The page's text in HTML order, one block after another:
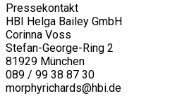
Pressekontakt
HBI Helga Bailey GmbH
Corinna Voss
Stefan-George-Ring 2
81929 München
089 / 99 38 87 30
morphyrichards@hbi.de